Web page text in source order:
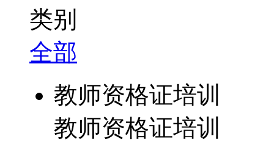
类别
全部
教师资格证培训
教师资格证培训